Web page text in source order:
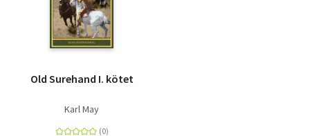
Old Surehand I. kötet
Karl May